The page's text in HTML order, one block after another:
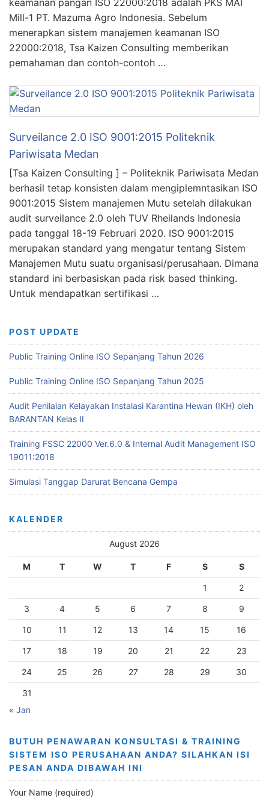
keamanan pangan ISO 22000:2018 adalah PKS MAI
Mill-1 PT. Mazuma Agro Indonesia. Sebelum
menerapkan sistem manajemen keamanan ISO
22000:2018, Tsa Kaizen Consulting memberikan
pemahaman dan contoh-contoh …
Surveilance 2.0 ISO 9001:2015 Politeknik
Pariwisata Medan
[Tsa Kaizen Consulting ] – Politeknik Pariwisata Medan
berhasil tetap konsisten dalam mengiplemntasikan ISO
9001:2015 Sistem manajemen Mutu setelah dilakukan
audit surveilance 2.0 oleh TUV Rheilands Indonesia
pada tanggal 18-19 Februari 2020. ISO 9001:2015
merupakan standard yang mengatur tentang Sistem
Manajemen Mutu suatu organisasi/perusahaan. Dimana
standard ini berbasiskan pada risk based thinking.
Untuk mendapatkan sertifikasi …
POST UPDATE
Public Training Online ISO Sepanjang Tahun 2026
Public Training Online ISO Sepanjang Tahun 2025
Audit Penilaian Kelayakan Instalasi Karantina Hewan (IKH) oleh
BARANTAN Kelas II
Training FSSC 22000 Ver.6.0 & Internal Audit Management ISO
19011:2018
Simulasi Tanggap Darurat Bencana Gempa
KALENDER
August 2026
M T W T F S S
1 2
3 4 5 6 7 8 9
10 11 12 13 14 15 16
17 18 19 20 21 22 23
24 25 26 27 28 29 30
31
« Jan
BUTUH PENAWARAN KONSULTASI & TRAINING
SISTEM ISO PERUSAHAAN ANDA? SILAHKAN ISI
PESAN ANDA DIBAWAH INI
Your Name (required)